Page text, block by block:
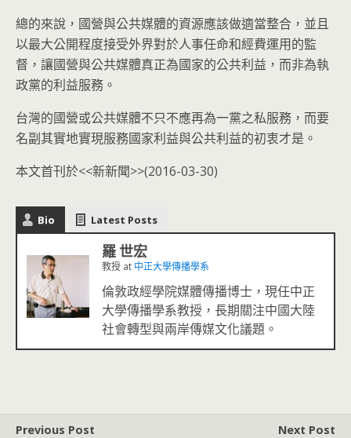
總的來說，國營與公共媒體的資源應該做適當整合，並且
以最大公開程度接受外界對於人事任命和經費運用的監
督，讓國營與公共媒體真正為國家的公共利益，而非為執
政黨的利益服務。
台灣的國營或公共媒體不只不應再為一黨之私服務，而要
名副其實地實現服務國家利益與公共利益的初衷才是。
本文首刊於<<新新聞>>(2016-03-30)
Bio Latest Posts
羅 世宏
教授 at 中正大學傳播學系
倫敦政經學院媒體傳播博士，現任中正
大學傳播學系教授，長期關注中國大陸
社會轉型與兩岸傳媒文化議題。
Previous Post
Next Post